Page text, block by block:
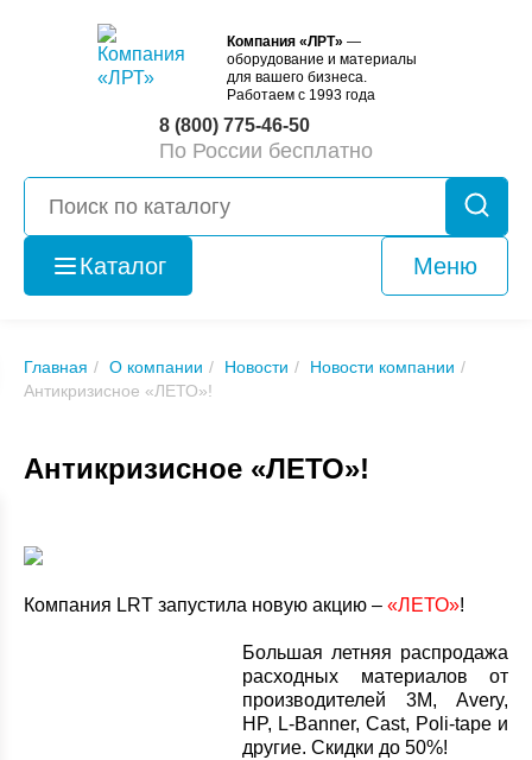
Компания «ЛРТ» —
оборудование и материалы
для вашего бизнеса.
Работаем с 1993 года
8 (800) 775-46-50
По России бесплатно
Каталог Меню
Оборудование
б/у
Главная О компании Новости
Новости компании
Антикризисное «ЛЕТО»!
Антикризисное «ЛЕТО»!
Компания LRT запустила новую акцию – «ЛЕТО»!
Большая летняя распродажа
расходных материалов от
производителей 3M, Avery,
HP, L-Banner, Cast, Poli-tape и
другие. Скидки до 50%!